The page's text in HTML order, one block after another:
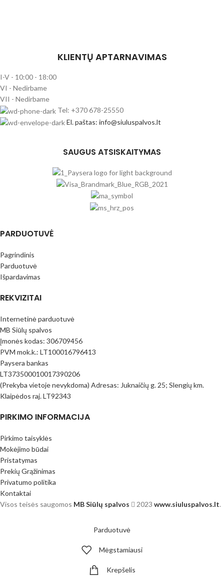
KLIENTŲ APTARNAVIMAS
I-V - 10:00 - 18:00
VI - Nedirbame
VII - Nedirbame
Tel: +370 678-25550
El. paštas: info@siuluspalvos.lt
SAUGUS ATSISKAITYMAS
PARDUOTUVĖ
Pagrindinis
Parduotuvė
Išpardavimas
REKVIZITAI
Internetinė parduotuvė
MB Siūlų spalvos
Įmonės kodas: 306709456
PVM mok.k.: LT100016796413
Paysera bankas
LT373500010017390206
(Prekyba vietoje nevykdoma) Adresas: Juknaičių g. 25; Slengių km.
Klaipėdos raj. LT92343
PIRKIMO INFORMACIJA
Pirkimo taisyklės
Mokėjimo būdai
Pristatymas
Prekių Grąžinimas
Privatumo politika
Kontaktai
Visos teisės saugomos MB Siūlų spalvos 2023 www.siuluspalvos.lt.
Parduotuvė
Mėgstamiausi
Krepšelis